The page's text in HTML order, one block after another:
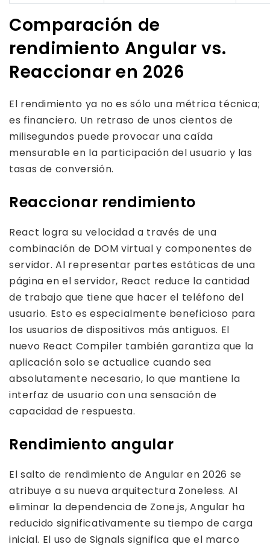
Comparación de
rendimiento Angular vs.
Reaccionar en 2026
El rendimiento ya no es sólo una métrica técnica;
es financiero. Un retraso de unos cientos de
milisegundos puede provocar una caída
mensurable en la participación del usuario y las
tasas de conversión.
Reaccionar rendimiento
React logra su velocidad a través de una
combinación de DOM virtual y componentes de
servidor. Al representar partes estáticas de una
página en el servidor, React reduce la cantidad
de trabajo que tiene que hacer el teléfono del
usuario. Esto es especialmente beneficioso para
los usuarios de dispositivos más antiguos. El
nuevo React Compiler también garantiza que la
aplicación solo se actualice cuando sea
absolutamente necesario, lo que mantiene la
interfaz de usuario con una sensación de
capacidad de respuesta.
Rendimiento angular
El salto de rendimiento de Angular en 2026 se
atribuye a su nueva arquitectura Zoneless. Al
eliminar la dependencia de Zone.js, Angular ha
reducido significativamente su tiempo de carga
inicial. El uso de Signals significa que el marco